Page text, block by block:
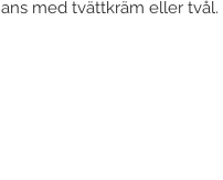
med tvättkräm eller tvål.